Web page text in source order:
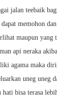
jalan teebaik
memohon
maupun yang
api neraka
agama maka
uneg uneg
bisa terasa